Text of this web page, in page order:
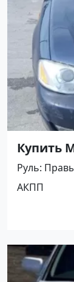
Купить
(2000/
Мирный
510000
на
Руль
АКПП